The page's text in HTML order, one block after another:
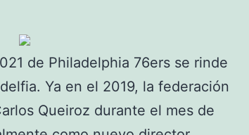
de Philadelphia 76ers se rinde
Ya en el 2019, la federación
Queiroz durante el mes de